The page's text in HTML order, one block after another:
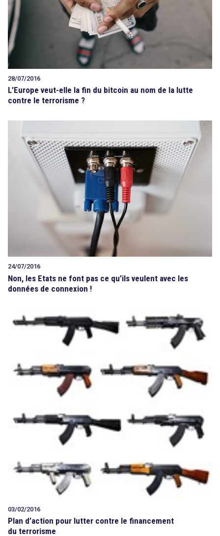
28/07/2016
L’Europe veut-elle la fin du bitcoin au nom de la lutte
contre le terrorisme ?
24/07/2016
Non, les Etats ne font pas ce qu’ils veulent avec les
données de connexion !
03/02/2016
Plan d’action pour lutter contre le financement
du terrorisme